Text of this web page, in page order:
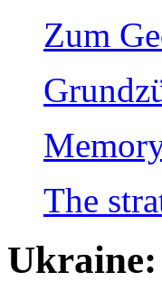
Zum
The